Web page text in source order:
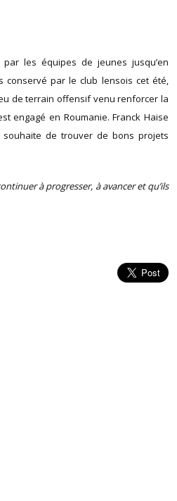
les équipes de jeunes jusqu’en
conservé par le club lensois cet été,
de terrain offensif venu renforcer la
engagé en Roumanie. Franck Haise
de trouver de bons projets
à progresser, à avancer et qu’ils